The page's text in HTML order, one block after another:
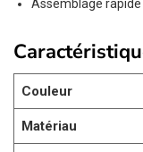
Assemblage
Couleur
Matériau